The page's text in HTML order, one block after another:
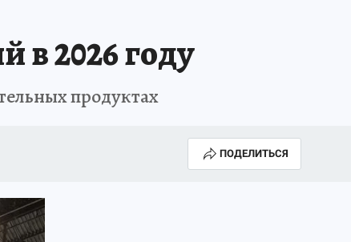
в 2026 году
продуктах
ПОДЕЛИТЬСЯ